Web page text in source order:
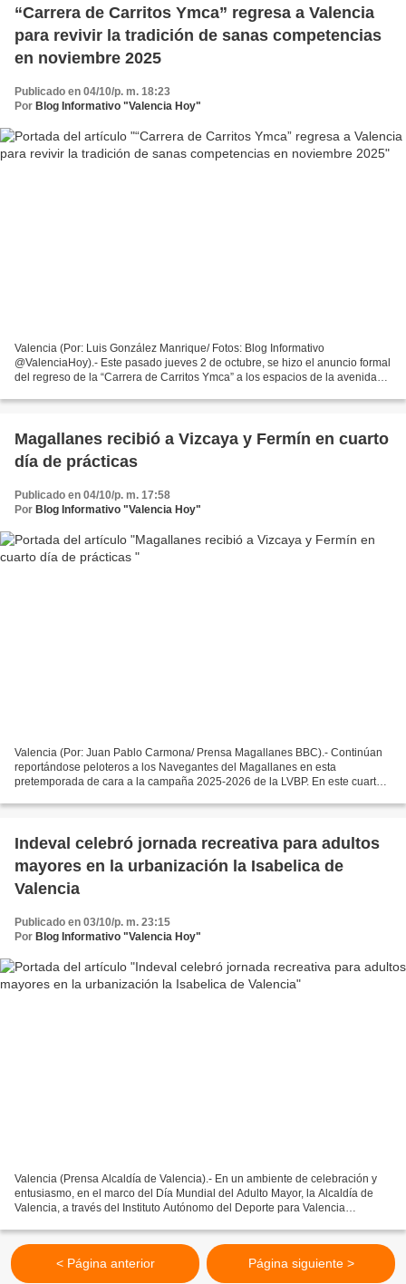
“Carrera de Carritos Ymca” regresa a Valencia
para revivir la tradición de sanas competencias
en noviembre 2025
Publicado en 04/10/p. m. 18:23
Por Blog Informativo "Valencia Hoy"
Valencia (Por: Luis González Manrique/ Fotos: Blog Informativo
@ValenciaHoy).- Este pasado jueves 2 de octubre, se hizo el anuncio formal
del regreso de la “Carrera de Carritos Ymca” a los espacios de la avenida
Magallanes recibió a Vizcaya y Fermín en cuarto
día de prácticas
Publicado en 04/10/p. m. 17:58
Por Blog Informativo "Valencia Hoy"
Valencia (Por: Juan Pablo Carmona/ Prensa Magallanes BBC).- Continúan
reportándose peloteros a los Navegantes del Magallanes en esta
pretemporada de cara a la campaña 2025-2026 de la LVBP. En este cuarto
Indeval celebró jornada recreativa para adultos
mayores en la urbanización la Isabelica de
Valencia
Publicado en 03/10/p. m. 23:15
Por Blog Informativo "Valencia Hoy"
Valencia (Prensa Alcaldía de Valencia).- En un ambiente de celebración y
entusiasmo, en el marco del Día Mundial del Adulto Mayor, la Alcaldía de
Valencia, a través del Instituto Autónomo del Deporte para Valencia
< Página anterior Página siguiente >